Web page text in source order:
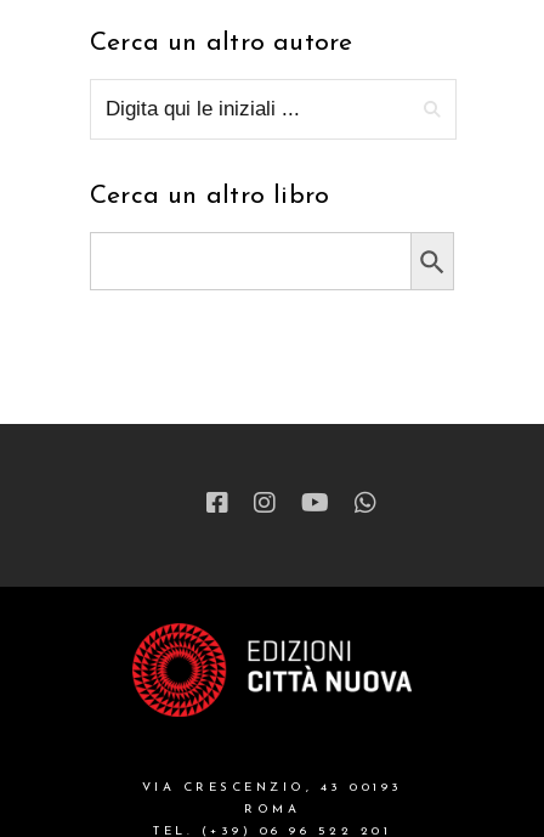
Cerca un altro autore
Cerca un altro libro
Search Button
VIA CRESCENZIO, 43 00193
ROMA
TEL. (+39) 06 96 522 201